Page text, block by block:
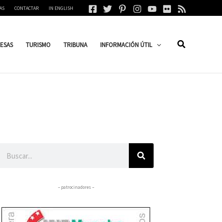
CONTACTAR IN ENGLISH
TURISMO TRIBUNA INFORMACIÓN ÚTIL
– patrocinadores –